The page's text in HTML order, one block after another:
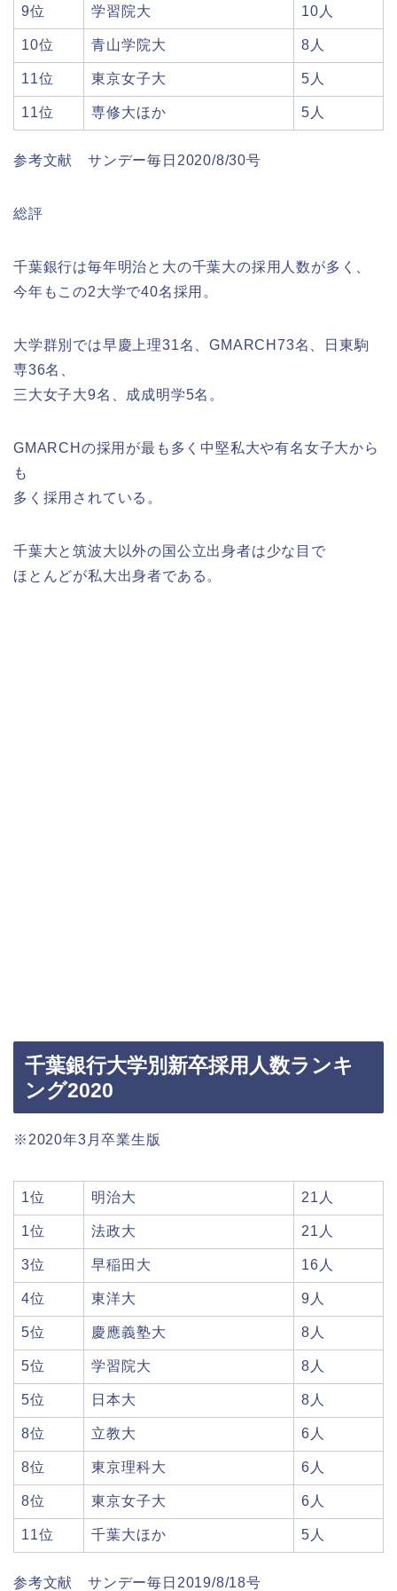
9位 学習院大 10人
10位 青山学院大 8人
11位 東京女子大 5人
11位 専修大ほか 5人
参考文献 サンデー毎日2020/8/30号
総評
千葉銀行は毎年明治と大の千葉大の採用人数が多く、
今年もこの2大学で40名採用。
大学群別では早慶上理31名、GMARCH73名、日東駒
専36名、
三大女子大9名、成成明学5名。
GMARCHの採用が最も多く中堅私大や有名女子大から
も
多く採用されている。
千葉大と筑波大以外の国公立出身者は少な目で
ほとんどが私大出身者である。
千葉銀行大学別新卒採用人数ランキ
ング2020
※2020年3月卒業生版
1位 明治大 21人
1位 法政大 21人
3位 早稲田大 16人
4位 東洋大 9人
5位 慶應義塾大 8人
5位 学習院大 8人
5位 日本大 8人
8位 立教大 6人
8位 東京理科大 6人
8位 東京女子大 6人
11位 千葉大ほか 5人
参考文献 サンデー毎日2019/8/18号